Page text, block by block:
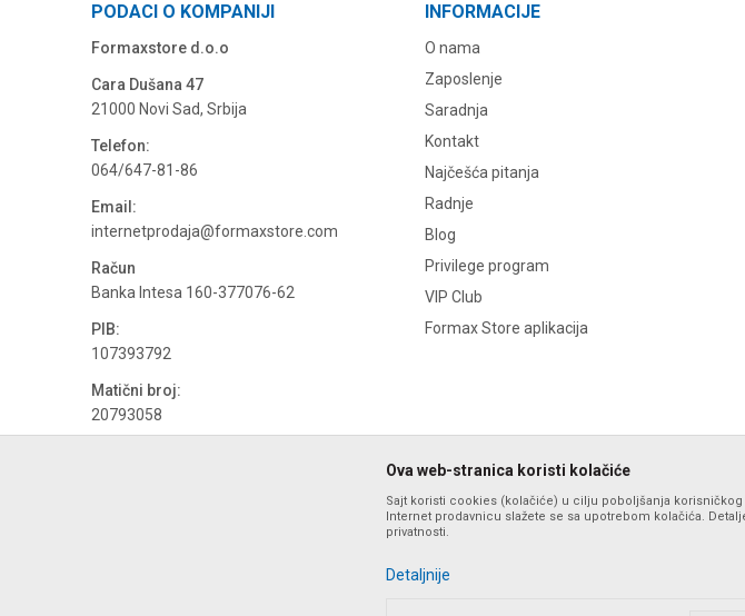
PODACI O KOMPANIJI
Formaxstore d.o.o
Cara Dušana 47
21000 Novi Sad, Srbija
Telefon:
064/647-81-86
Email:
internetprodaja@formaxstore.com
Račun
Banka Intesa 160-377076-62
PIB:
107393792
Matični broj:
20793058
INFORMACIJE
O nama
Zaposlenje
Saradnja
Kontakt
Najčešća pitanja
Radnje
Blog
Privilege program
VIP Club
Formax Store aplikacija
Ova web-stranica koristi kolačiće
Sajt koristi cookies (kolačiće) u cilju poboljšanja
Internet prodavnicu slažete se sa upotrebom kolačića.
privatnosti.
Detaljnije